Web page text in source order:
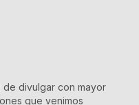
de divulgar con mayor
que venimos